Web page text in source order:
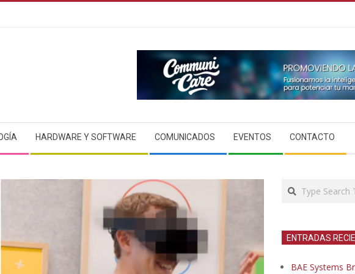
HARDWARE Y SOFTWARE COMUNICADOS EVENTOS CONTACTO
Search
ENTRADAS
BAE Systems